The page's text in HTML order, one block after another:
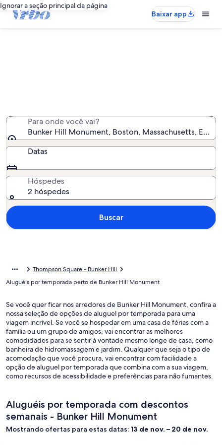
Ignorar a seção principal da página
Baixar app
Para onde você vai?
Bunker Hill Monument, Boston, Massachusetts,
Datas
Hóspedes
2 hóspedes
Buscar
Thompson Square - Bunker Hill
Aluguéis por temporada perto de Bunker Hill Monument
Se você quer ficar nos arredores de Bunker Hill Monument, confira a
nossa seleção de opções de aluguel por temporada para uma
viagem incrível. Se você se hospedar em uma casa de férias com a
família ou um grupo de amigos, vai encontrar as melhores
comodidades para se sentir à vontade mesmo longe de casa, como
banheira de hidromassagem e jardim. Qualquer que seja o tipo de
acomodação que você procura, vai encontrar com facilidade a
opção de aluguel por temporada que combina com a sua viagem,
como recursos de acessibilidade e preferências para não fumantes.
Aluguéis por temporada com descontos
semanais - Bunker Hill Monument
Mostrando ofertas para estas datas: 13 de nov. – 20 de nov.